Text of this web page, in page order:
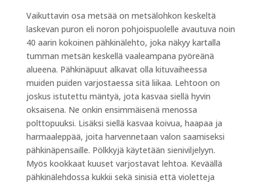
Vaikuttavin osa metsää on metsälohkon keskeltä
laskevan puron eli noron pohjoispuolelle avautuva noin
40 aarin kokoinen pähkinälehto, joka näkyy kartalla
tumman metsän keskellä vaaleampana pyöreänä
alueena. Pähkinäpuut alkavat olla kituvaiheessa
muiden puiden varjostaessa sitä liikaa. Lehtoon on
joskus istutettu mäntyä, jota kasvaa siellä hyvin
oksaisena. Ne onkin ensimmäisenä menossa
polttopuuksi. Lisäksi siellä kasvaa koivua, haapaa ja
harmaaleppää, joita harvennetaan valon saamiseksi
pähkinäpensaille. Pölkkyjä käytetään sieniviljelyyn.
Myös kookkaat kuuset varjostavat lehtoa. Keväällä
pähkinälehdossa kukkii sekä sinisiä että violetteja